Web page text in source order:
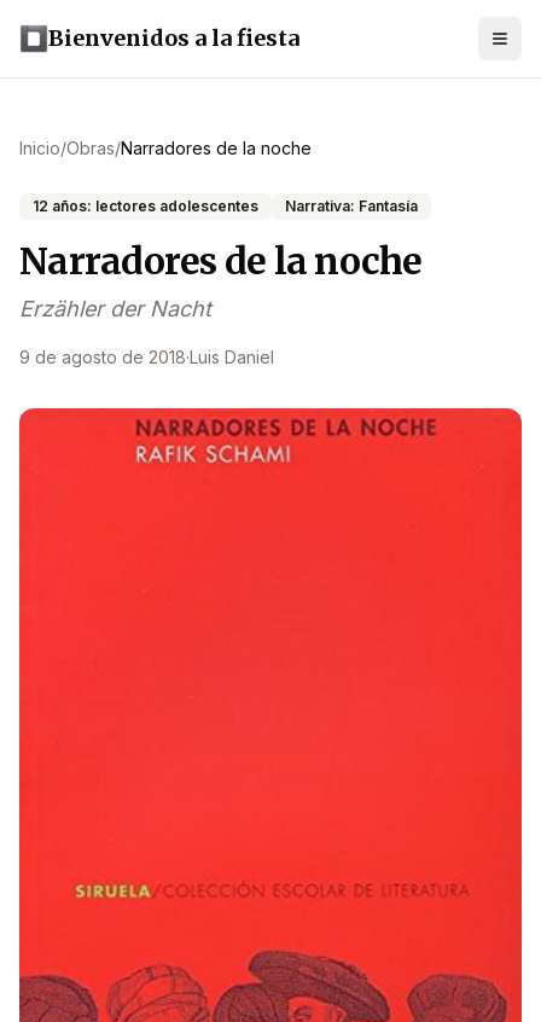
Bienvenidos a la fiesta
Inicio/Obras/Narradores de la noche
12 años: lectores adolescentes Narrativa: Fantasía
Narradores de la noche
Erzähler der Nacht
9 de agosto de 2018·Luis Daniel